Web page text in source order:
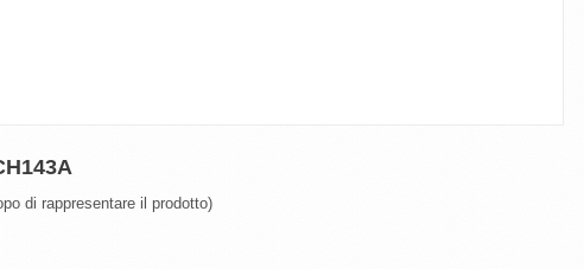
di rappresentare il prodotto)